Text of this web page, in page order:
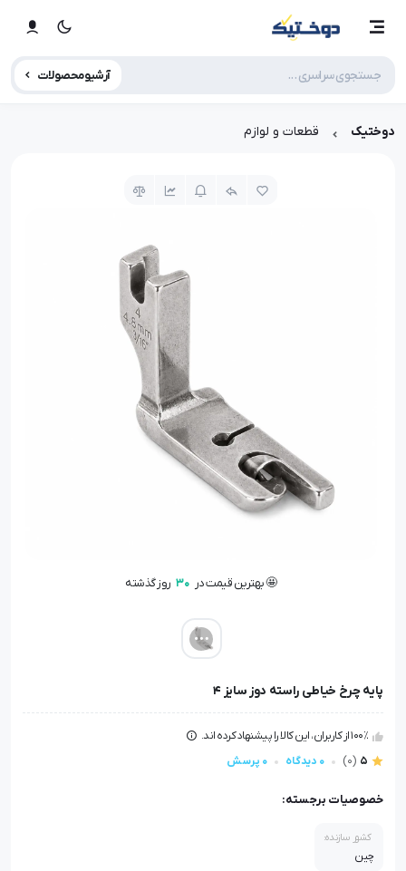
آرشیو محصولات
دوختیک قطعات و لوازم
🤩 بهترین قیمت در 30 روز گذشته
پایه چرخ خیاطی راسته دوز سایز ۴
100٪ از کاربران، این کالا را پیشنهاد کرده اند.
5
(0) 0 دیدگاه 0 پرسش
خصوصیات برجسته:
کشور سازنده:
چین